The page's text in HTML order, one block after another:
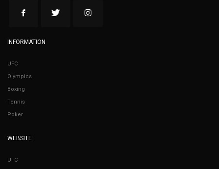
INFORMATION
UFC
Olympics
Boxing
Tennis
Poker
WEBSITE
UFC